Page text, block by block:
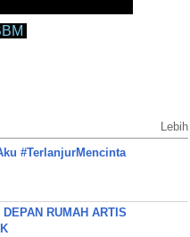
Lebih
#TerlanjurMencinta
RUMAH ARTIS